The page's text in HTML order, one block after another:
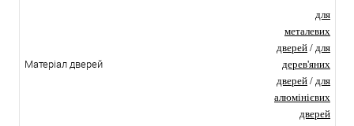
Матеріал дверей
для
металевих
дверей / для
дерев'яних
дверей / для
алюмінієвих
дверей